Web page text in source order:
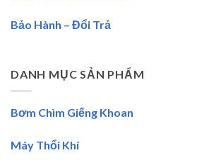
Bảo Hành – Đổi Trả
DANH MỤC SẢN PHẨM
Bơm Chìm Giếng Khoan
Máy Thổi Khí